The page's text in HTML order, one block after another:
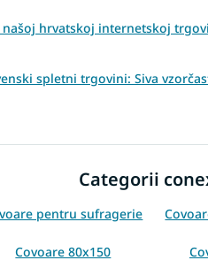
hrvatskoj internetskoj
spletni trgovini: Siva
Categorii
pentru sufragerie
Covoare 80x150